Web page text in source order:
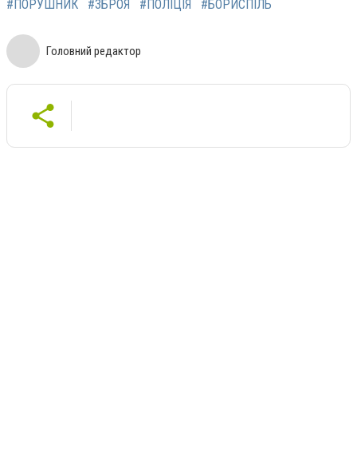
#ПОРУШНИК #ЗБРОЯ #ПОЛІЦІЯ #БОРИСПІЛЬ
Головний редактор